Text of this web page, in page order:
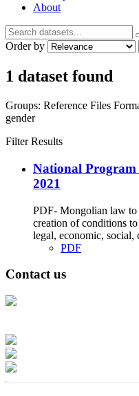
About
Order by
1 dataset found
Groups: Reference Files
gender
Filter Results
National Program
2021
PDF- Mongolian law to
creation of conditions
legal, economic, social,
PDF
Contact us